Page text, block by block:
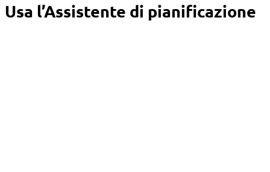
Usa l’Assistente di pianificazione